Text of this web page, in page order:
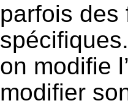
parfois des
on modifie
modifier